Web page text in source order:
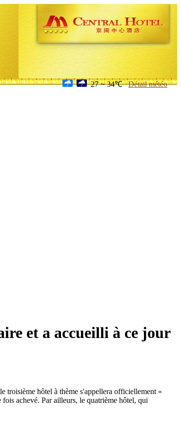
27 ~ 34℃ Détail météo
et a accueilli à ce jour
troisième hôtel à thème s'appellera officiellement «
achevé. Par ailleurs, le quatrième hôtel, qui